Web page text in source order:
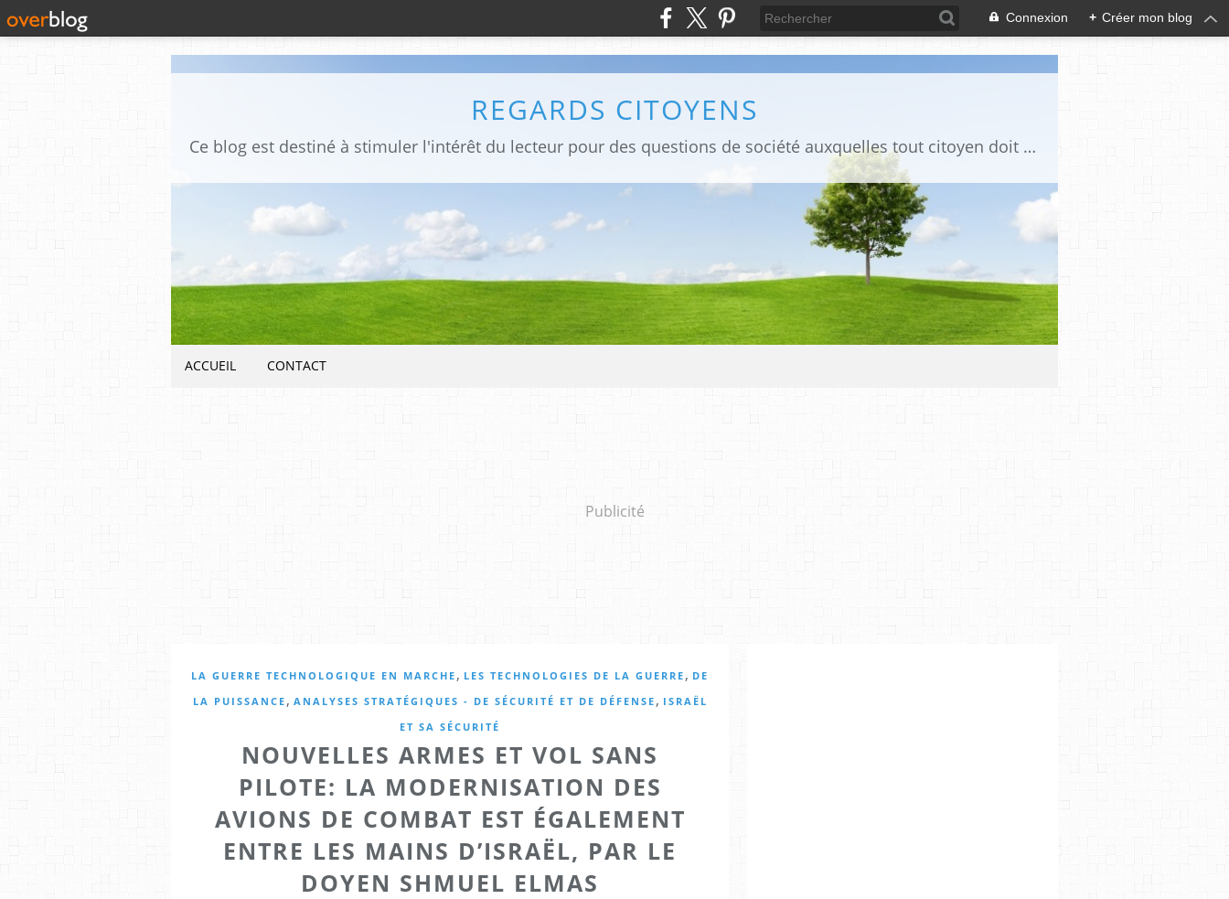
Connexion + Créer mon blog
REGARDS CITOYENS
Ce blog est destiné à stimuler l'intérêt du lecteur pour des questions de société auxquelles tout citoyen doit être en mesure d'apporter des réponses, individuelles ou collectives, en conscience et en responsabilité !
ACCUEIL CONTACT
Publicité
LA GUERRE TECHNOLOGIQUE EN MARCHE , LES TECHNOLOGIES DE LA GUERRE , DE
LA PUISSANCE , ANALYSES STRATÉGIQUES - DE SÉCURITÉ ET DE DÉFENSE , ISRAËL
ET SA SÉCURITÉ
NOUVELLES ARMES ET VOL SANS
PILOTE: LA MODERNISATION DES
AVIONS DE COMBAT EST ÉGALEMENT
ENTRE LES MAINS D’ISRAËL, PAR LE
DOYEN SHMUEL ELMAS